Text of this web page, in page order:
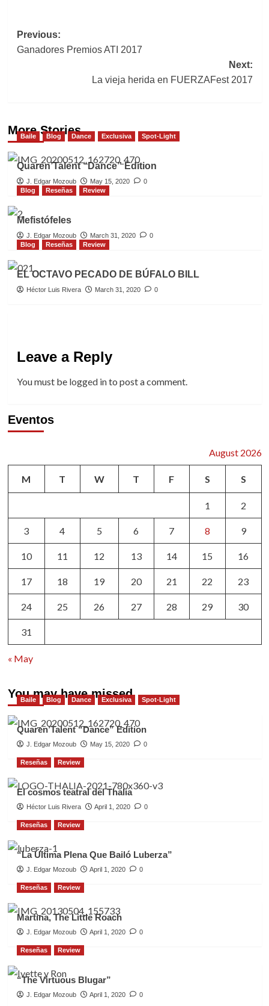
Post
navigation
Previous:
Ganadores Premios ATI 2017
Next:
La vieja herida en FUERZAFest 2017
More Stories
Baile Blog Dance Exclusiva Spot-Light
Quaren’Talent “Dance” Edition
J. Edgar Mozoub May 15, 2020
0
Blog
Reseñas Review
Mefistófeles
J. Edgar Mozoub March 31, 2020
0
Blog
Reseñas Review
EL OCTAVO PECADO DE BÚFALO BILL
Héctor Luis Rivera March 31, 2020 0
Leave a Reply
You must be logged into post a comment.
Eventos
August 2026
M T W T F S S
1 2
3 4 5 6 7 8 9
10 11 12 13 14 15 16
17 18 19 20 21 22 23
24 25 26 27 28 29 30
31
« May
You may have missed
Baile Blog Dance Exclusiva Spot-Light
Quaren’Talent “Dance” Edition
J. Edgar Mozoub May 15, 2020 0
Reseñas Review
El cosmos teatral del Thalia
Héctor Luis Rivera April 1, 2020 0
Reseñas Review
“La Última Plena Que Bailó Luberza”
J. Edgar Mozoub April 1, 2020 0
Reseñas Review
Martina, The Little Roach
J. Edgar Mozoub April 1, 2020 0
Reseñas Review
“The Virtuous Blugar”
J. Edgar Mozoub April 1, 2020 0